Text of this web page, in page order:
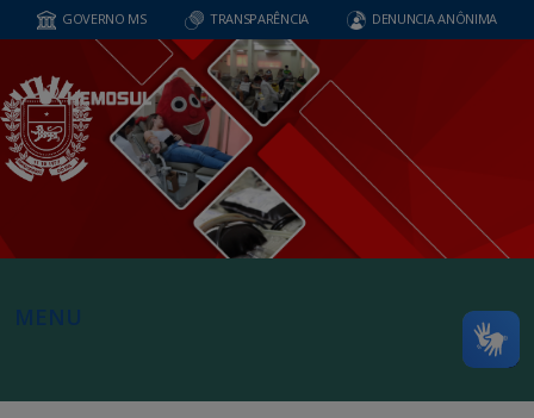
GOVERNO MS TRANSPARÊNCIA DENUNCIA ANÔNIMA
MENU